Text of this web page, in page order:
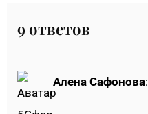
9 ответов
Алена Сафонова: